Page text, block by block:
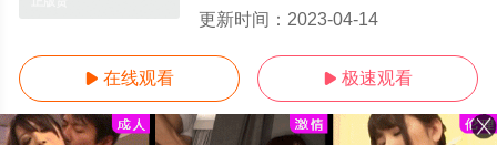
更新时间： 2023-04-14
 在线观看  极速观看